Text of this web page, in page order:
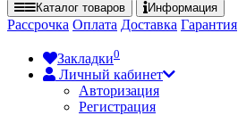
Каталог товаров Информация
Рассрочка Оплата Доставка Гарантия
Закладки0
Личный кабинет
Авторизация
Регистрация